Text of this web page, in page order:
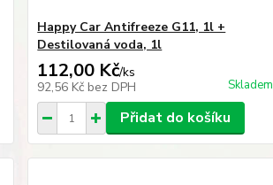
Happy Car Antifreeze G11, 1l +
Destilovaná voda, 1l
112,00 Kč/ks
92,56 Kč bez DPH Skladem
Přidat do košíku